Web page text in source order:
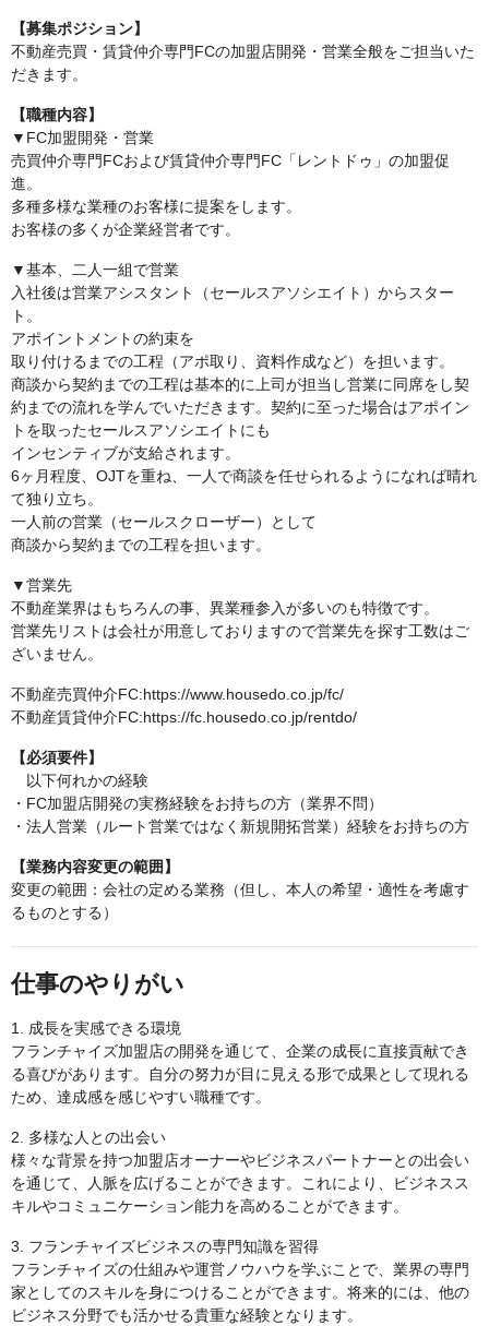
【募集ポジション】
不動産売買・賃貸仲介専門FCの加盟店開発・営業全般をご担当いた
だきます。
【職種内容】
▼FC加盟開発・営業
売買仲介専門FCおよび賃貸仲介専門FC「レントドゥ」の加盟促
進。
多種多様な業種のお客様に提案をします。
お客様の多くが企業経営者です。
▼基本、二人一組で営業
入社後は営業アシスタント（セールスアソシエイト）からスター
ト。
アポイントメントの約束を
取り付けるまでの工程（アポ取り、資料作成など）を担います。
商談から契約までの工程は基本的に上司が担当し営業に同席をし契
約までの流れを学んでいただきます。契約に至った場合はアポイン
トを取ったセールスアソシエイトにも
インセンティブが支給されます。
6ヶ月程度、OJTを重ね、一人で商談を任せられるようになれば晴れ
て独り立ち。
一人前の営業（セールスクローザー）として
商談から契約までの工程を担います。
▼営業先
不動産業界はもちろんの事、異業種参入が多いのも特徴です。
営業先リストは会社が用意しておりますので営業先を探す工数はご
ざいません。
不動産売買仲介FC:https://www.housedo.co.jp/fc/
不動産賃貸仲介FC:https://fc.housedo.co.jp/rentdo/
【必須要件】
以下何れかの経験
・FC加盟店開発の実務経験をお持ちの方（業界不問）
・法人営業（ルート営業ではなく新規開拓営業）経験をお持ちの方
【業務内容変更の範囲】
変更の範囲：会社の定める業務（但し、本人の希望・適性を考慮す
るものとする）
仕事のやりがい
1. 成長を実感できる環境
フランチャイズ加盟店の開発を通じて、企業の成長に直接貢献でき
る喜びがあります。自分の努力が目に見える形で成果として現れる
ため、達成感を感じやすい職種です。
2. 多様な人との出会い
様々な背景を持つ加盟店オーナーやビジネスパートナーとの出会い
を通じて、人脈を広げることができます。これにより、ビジネスス
キルやコミュニケーション能力を高めることができます。
3. フランチャイズビジネスの専門知識を習得
フランチャイズの仕組みや運営ノウハウを学ぶことで、業界の専門
家としてのスキルを身につけることができます。将来的には、他の
ビジネス分野でも活かせる貴重な経験となります。